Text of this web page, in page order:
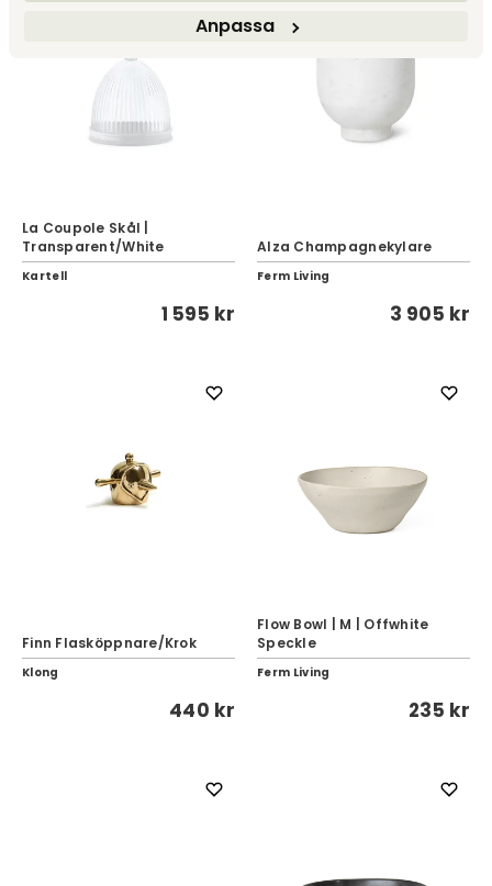
Anpassa
La Coupole Skål |
Transparent/White
Kartell
1 595 kr
Alza Champagnekylare
Ferm Living
3 905 kr
Finn Flasköppnare/Krok
Klong
440 kr
Flow Bowl | M | Offwhite
Speckle
Ferm Living
235 kr